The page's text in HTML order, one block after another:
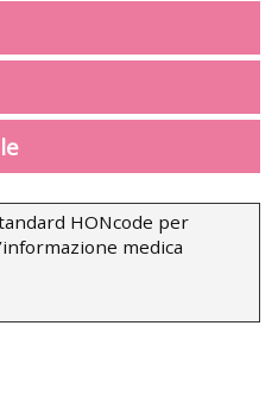
HONcode per
medica